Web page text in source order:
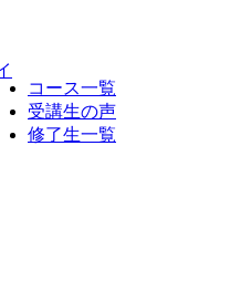
コース一覧
受講生の声
修了生一覧